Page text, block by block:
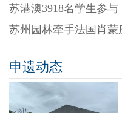
苏州园林牵手法国肖
申遗动态